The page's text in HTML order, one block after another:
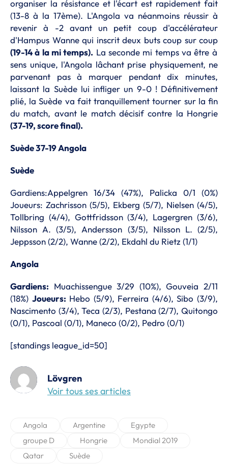
organiser la résistance et l'écart est rapidement fait
(13-8 à la 17ème). L'Angola va néanmoins réussir à
revenir à -2 avant un petit coup d'accélérateur
d'Hampus Wanne qui inscrit deux buts coup sur coup
(19-14 à la mi temps). La seconde mi temps va être à
sens unique, l'Angola lâchant prise physiquement, ne
parvenant pas à marquer pendant dix minutes,
laissant la Suède lui infliger un 9-0 ! Définitivement
plié, la Suède va fait tranquillement tourner sur la fin
du match, avant le match décisif contre la Hongrie
(37-19, score final).
Suède 37-19 Angola
Suède
Gardiens:Appelgren 16/34 (47%), Palicka 0/1 (0%)
Joueurs: Zachrisson (5/5), Ekberg (5/7), Nielsen (4/5),
Tollbring (4/4), Gottfridsson (3/4), Lagergren (3/6),
Nilsson A. (3/5), Andersson (3/5), Nilsson L. (2/5),
Jeppsson (2/2), Wanne (2/2), Ekdahl du Rietz (1/1)
Angola
Gardiens: Muachissengue 3/29 (10%), Gouveia 2/11
(18%) Joueurs: Hebo (5/9), Ferreira (4/6), Sibo (3/9),
Nascimento (3/4), Teca (2/3), Pestana (2/7), Quitongo
(0/1), Pascoal (0/1), Maneco (0/2), Pedro (0/1)
[standings league_id=50]
Lövgren
Voir tous ses articles
Angola Argentine
Egypte
groupe D
Hongrie
Mondial 2019
Qatar
Suède